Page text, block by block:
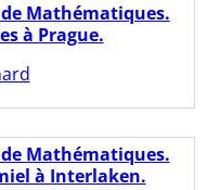
Mathématiques.
à Prague.
Mathématiques.
à Interlaken.